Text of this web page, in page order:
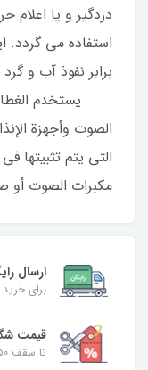
دزدگیر و یا
استفاده می گردد.
برابر نفوذ آب
يستخدم الغطاء
الصوت وأجهزة
التي يتم تثبيتها
مكبرات الصوت أو
ارسال
برای خرید بالای
قیمت
تا سقف 50% تخفیف